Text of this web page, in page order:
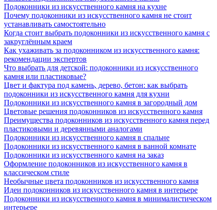
Подоконники из искусственного камня на кухне
Почему подоконники из искусственного камня не стоит
устанавливать самостоятельно
Когда стоит выбрать подоконники из искусственного камня с
закруглённым краем
Как ухаживать за подоконником из искусственного камня:
рекомендации экспертов
Что выбрать для детской: подоконники из искусственного
камня или пластиковые?
Цвет и фактура под камень, дерево, бетон: как выбрать
подоконники из искусственного камня для кухни
Подоконники из искусственного камня в загородный дом
Цветовые решения подоконников из искусственного камня
Преимущества подоконников из искусственного камня перед
пластиковыми и деревянными аналогами
Подоконники из искусственного камня в спальне
Подоконники из искусственного камня в ванной комнате
Подоконники из искусственного камня на заказ
Оформление подоконников из искусственного камня в
классическом стиле
Необычные цвета подоконников из искусственного камня
Идеи подоконников из искусственного камня в интерьере
Подоконники из искусственного камня в минималистическом
интерьере